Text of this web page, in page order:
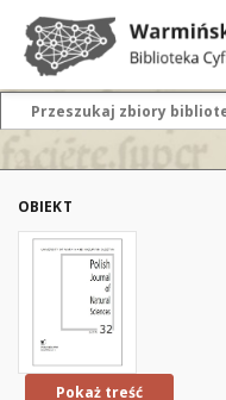
OBIEKT
Pokaż treść